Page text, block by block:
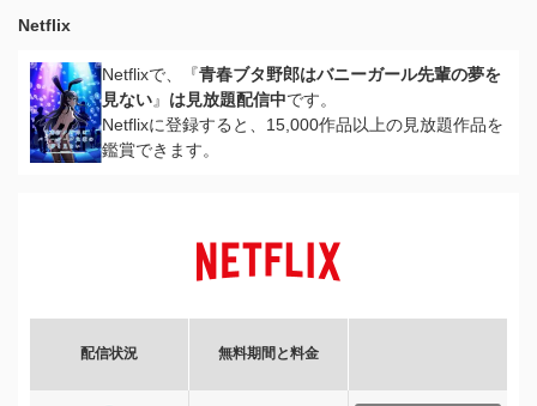
Netflix
Netflixで、『青春ブタ野郎はバニーガール先輩の夢を
見ない』 は見放題配信中です。
Netflixに登録すると、15,000作品以上の見放題作品を
鑑賞できます。
配信状況 無料期間と料金